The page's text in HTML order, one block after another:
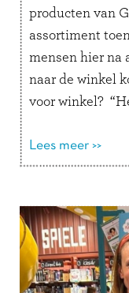
producten van
assortiment
mensen hier na
naar de winkel
voor winkel?
Lees meer >>